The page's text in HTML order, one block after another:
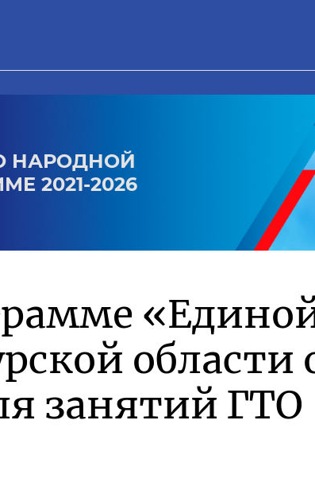
НАРОДНОЙ
2021-2026
занятий ГТО